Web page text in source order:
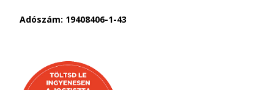
Adószám: 19408406-1-43